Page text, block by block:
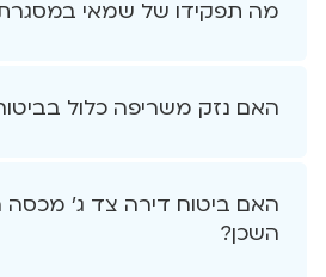
מה תפקידו של שמאי
האם נזק משריפה כלול
האם ביטוח דירה צד ג' מכסה
השכן?